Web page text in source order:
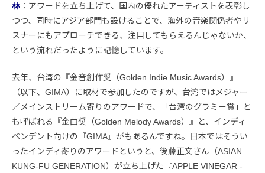
林 ：アワードを立ち上げて、国内の優れたアーティストを表彰し
つつ、同時にアジア部門も設けることで、海外の音楽関係者やリ
スナーにもアプローチできる、注目してもらえるんじゃないか、
という流れだったように記憶しています。
去年、台湾の『金音創作奨（Golden Indie Music Awards）』
（以下、GIMA）に取材で参加したのですが、台湾ではメジャー
／メインストリーム寄りのアワードで、「台湾のグラミー賞」と
も呼ばれる『金曲奨（Golden Melody Awards）』と、インディ
ペンデント向けの『GIMA』がもあるんですね。日本ではそうい
ったインディ寄りのアワードというと、後藤正文さん（ASIAN
KUNG-FU GENERATION）が立ち上げた『APPLE VINEGAR -